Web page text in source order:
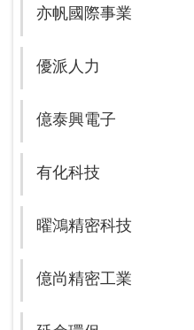
亦帆國際事業
優派人力
億泰興電子
有化科技
曜鴻精密科技
億尚精密工業